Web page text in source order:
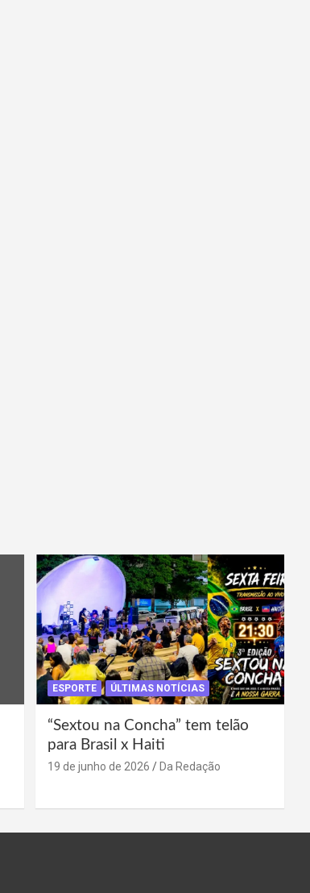
ESPORTE ÚLTIMAS NOTÍCIAS
“Sextou na Concha” tem telão
para Brasil x Haiti
19 de junho de 2026 Da Redação